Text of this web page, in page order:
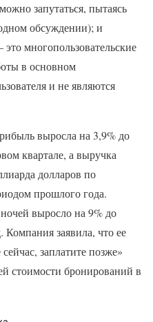
запутаться, пытаясь
обсуждении); и
многопользовательские
в основном
и не являются
выросла на 3,9% до
квартале, а выручка
долларов по
прошлого года.
выросло на 9% до
Компания заявила, что ее
заплатите позже»
стоимости бронирований в